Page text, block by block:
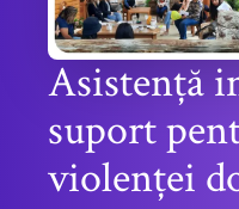
Asistență
suport
violenței